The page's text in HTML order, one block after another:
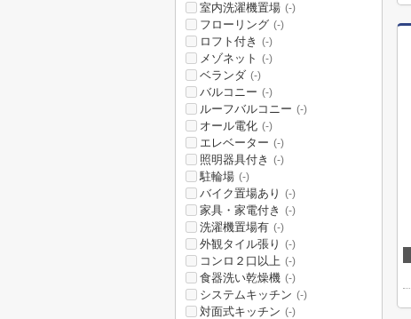
室内洗濯機置場 (-)
フローリング (-)
ロフト付き (-)
メゾネット (-)
ベランダ (-)
バルコニー (-)
ルーフバルコニー (-)
オール電化 (-)
エレベーター (-)
照明器具付き (-)
駐輪場 (-)
バイク置場あり (-)
家具・家電付き (-)
洗濯機置場有 (-)
外観タイル張り (-)
コンロ２口以上 (-)
食器洗い乾燥機 (-)
システムキッチン (-)
対面式キッチン (-)